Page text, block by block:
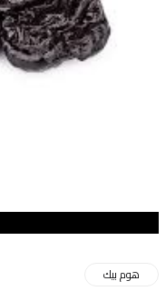
هوم بيك